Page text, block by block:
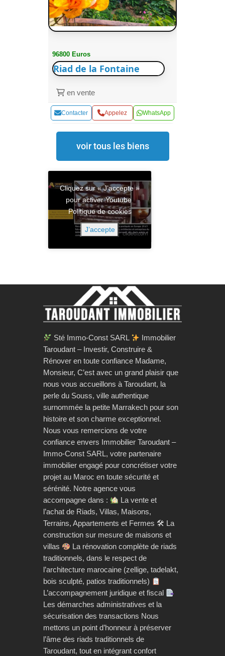
96800 Euros
Riad de la Fontaine
en vente
Contacter Appelez WhatsApp
voir tous les biens
Cliquez sur « J’accepte »
pour activer Youtube
Politique de cookies
J’accepte
Sté Immo-Const SARL
Immobilier
Taroudant – Investir, Construire &
Rénover en toute confiance Madame,
Monsieur, C’est avec un grand plaisir que
nous vous accueillons à Taroudant, la
perle du Souss, ville authentique
surnommée la petite Marrakech pour son
histoire et son charme exceptionnel.
Nous vous remercions de votre
confiance envers Immobilier Taroudant –
Immo-Const SARL, votre partenaire
immobilier engagé pour concrétiser votre
projet au Maroc en toute sécurité et
sérénité. Notre agence vous
accompagne dans :
La vente et
l’achat de Riads, Villas, Maisons,
Terrains, Appartements et Fermes 🛠 La
construction sur mesure de maisons et
villas
La rénovation complète de riads
traditionnels, dans le respect de
l’architecture marocaine (zellige, tadelakt,
bois sculpté, patios traditionnels)
L’accompagnement juridique et fiscal
Les démarches administratives et la
sécurisation des transactions Nous
mettons un point d’honneur à préserver
l’âme des riads traditionnels de
Taroudant, tout en intégrant confort